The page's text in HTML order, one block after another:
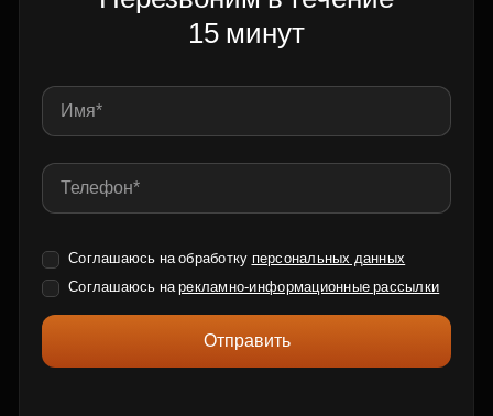
15 минут
Соглашаюсь на обработку персональных данных
Соглашаюсь нарекламно-информационные рассылки
Отправить